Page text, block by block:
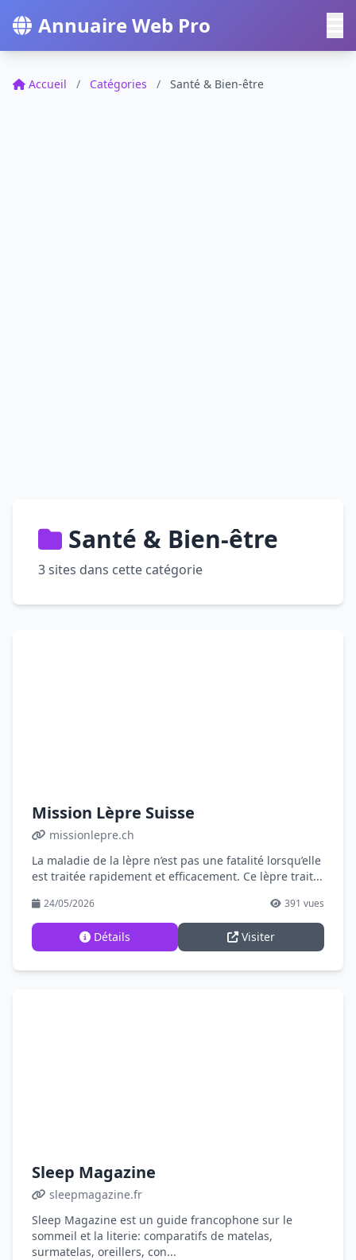
Annuaire Web Pro
Accueil / Catégories / Santé & Bien-être
Santé & Bien-être
3 sites dans cette catégorie
Mission Lèpre Suisse
missionlepre.ch
La maladie de la lèpre n’est pas une fatalité lorsqu’elle
est traitée rapidement et efficacement. Ce lèpre trait...
24/05/2026 391 vues
Détails Visiter
Sleep Magazine
sleepmagazine.fr
Sleep Magazine est un guide francophone sur le
sommeil et la literie: comparatifs de matelas,
surmatelas, oreillers, con...